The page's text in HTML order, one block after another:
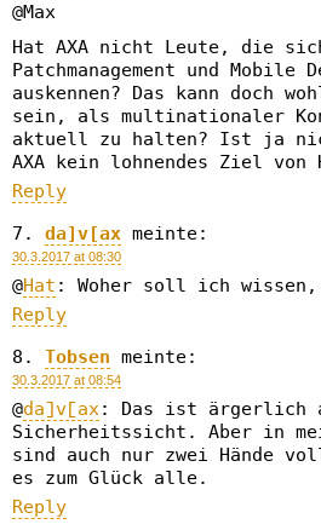
@Max
Hat AXA nicht Leute, die
Patchmanagement und Mobile
auskennen? Das kann doch
sein, als multinationaler
aktuell zu halten? Ist ja
AXA kein lohnendes Ziel von
Reply
da]v[ax meinte:
30.3.2017 at 08:30
@Hat : Woher soll ich wissen,
Reply
Tobsen meinte:
30.3.2017 at 08:54
@da]v[ax: Das ist ärgerlich
Sicherheitssicht. Aber in
sind auch nur zwei Hände
es zum Glück alle.
Reply